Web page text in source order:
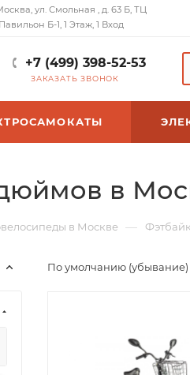
ул. Смольная , д. 63 Б, ТЦ
Б-1, 1 Этаж, 1 Вход
+7 (499) 398-52-53
ЗАКАЗАТЬ ЗВОНОК
в
в Москве —
По умолчанию (убывание)